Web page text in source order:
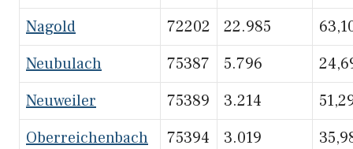
Nagold
72202 22.985
Neubulach
75387 5.796
Neuweiler
75389 3.214
Oberreichenbach
75394 3.019